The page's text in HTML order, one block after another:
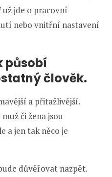
už jde o pracovní
nebo vnitřní nastavení
působí
člověk.
a přitažlivější.
či žena jsou
a jen tak něco je
důvěřovat nazpět.